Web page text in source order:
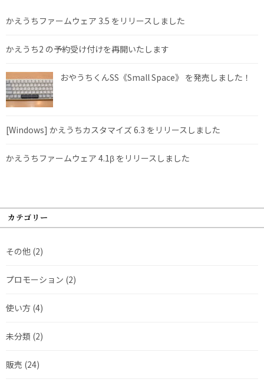
かえうちファームウェア 3.5 をリリースしました
かえうち2 の予約受け付けを再開いたします
おやうちくんSS《Small Space》 を発売しました！
[Windows] かえうちカスタマイズ 6.3 をリリースしました
かえうちファームウェア 4.1β をリリースしました
カテゴリー
その他 (2)
プロモーション (2)
使い方 (4)
未分類 (2)
販売 (24)